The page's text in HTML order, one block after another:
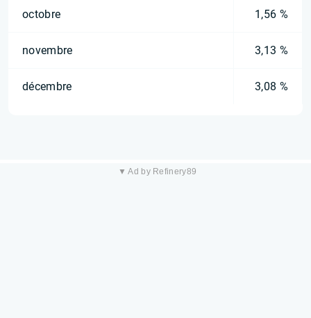
octobre 1,56 %
novembre 3,13 %
décembre 3,08 %
▼ Ad by Refinery89